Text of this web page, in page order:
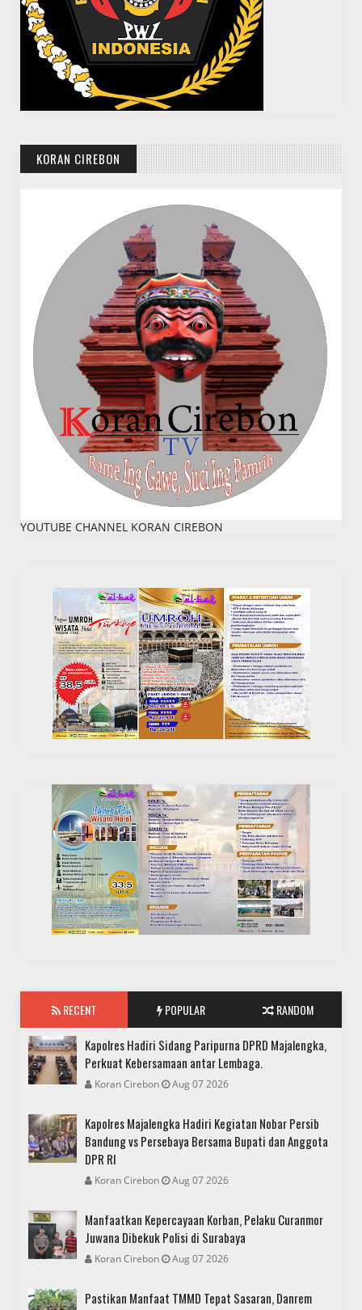
KORAN CIREBON
YOUTUBE CHANNEL KORAN CIREBON
RECENT POPULAR RANDOM
Kapolres Hadiri Sidang Paripurna DPRD Majalengka,
Perkuat Kebersamaan antar Lembaga.
Koran Cirebon Aug 07 2026
Kapolres Majalengka Hadiri Kegiatan Nobar Persib
Bandung vs Persebaya Bersama Bupati dan Anggota
DPR RI
Koran Cirebon Aug 07 2026
Manfaatkan Kepercayaan Korban, Pelaku Curanmor
Juwana Dibekuk Polisi di Surabaya
Koran Cirebon Aug 07 2026
Pastikan Manfaat TMMD Tepat Sasaran, Danrem